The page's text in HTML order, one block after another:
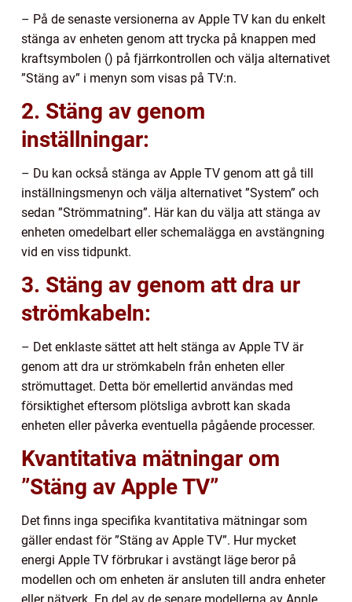
– På de senaste versionerna av Apple TV kan du enkelt
stänga av enheten genom att trycka på knappen med
kraftsymbolen () på fjärrkontrollen och välja alternativet
”Stäng av” i menyn som visas på TV:n.
2. Stäng av genom
inställningar:
– Du kan också stänga av Apple TV genom att gå till
inställningsmenyn och välja alternativet ”System” och
sedan ”Strömmatning”. Här kan du välja att stänga av
enheten omedelbart eller schemalägga en avstängning
vid en viss tidpunkt.
3. Stäng av genom att dra ur
strömkabeln:
– Det enklaste sättet att helt stänga av Apple TV är
genom att dra ur strömkabeln från enheten eller
strömuttaget. Detta bör emellertid användas med
försiktighet eftersom plötsliga avbrott kan skada
enheten eller påverka eventuella pågående processer.
Kvantitativa mätningar om
”Stäng av Apple TV”
Det finns inga specifika kvantitativa mätningar som
gäller endast för ”Stäng av Apple TV”. Hur mycket
energi Apple TV förbrukar i avstängt läge beror på
modellen och om enheten är ansluten till andra enheter